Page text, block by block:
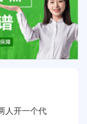
人开一个代